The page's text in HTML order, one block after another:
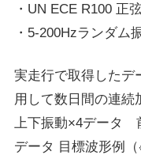
・UN ECE R100 正
・5-200Hzランダム
実走行で取得したデ
用して数日間の連続
上下振動×4データ
データ 目標波形例